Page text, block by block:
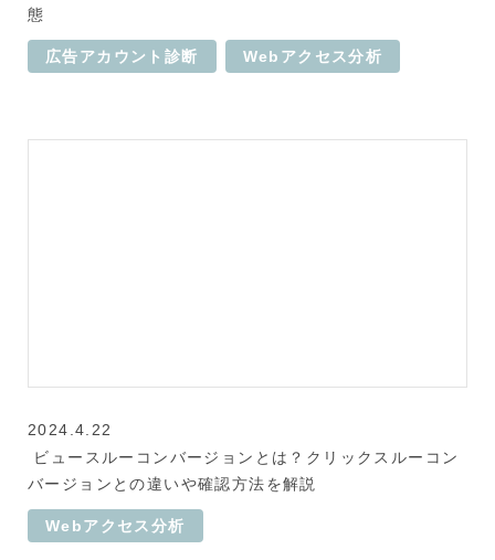
態
広告アカウント診断 Webアクセス分析
2024.4.22
ビュースルーコンバージョンとは？クリックスルーコン
バージョンとの違いや確認方法を解説
Webアクセス分析